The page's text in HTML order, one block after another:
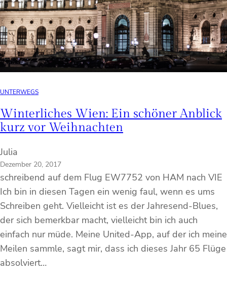
UNTERWEGS
Winterliches Wien: Ein schöner Anblick
kurz vor Weihnachten
Julia
Dezember 20, 2017
schreibend auf dem Flug EW7752 von HAM nach VIE
Ich bin in diesen Tagen ein wenig faul, wenn es ums
Schreiben geht. Vielleicht ist es der Jahresend-Blues,
der sich bemerkbar macht, vielleicht bin ich auch
einfach nur müde. Meine United-App, auf der ich meine
Meilen sammle, sagt mir, dass ich dieses Jahr 65 Flüge
absolviert…